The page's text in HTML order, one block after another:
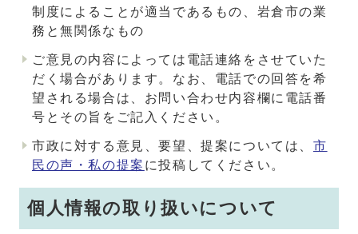
制度によることが適当であるもの、岩倉市の業
務と無関係なもの
ご意見の内容によっては電話連絡をさせていた
だく場合があります。なお、電話での回答を希
望される場合は、お問い合わせ内容欄に電話番
号とその旨をご記入ください。
市政に対する意見、要望、提案については、 市
民の声・私の提案 に投稿してください。
個人情報の取り扱いについて